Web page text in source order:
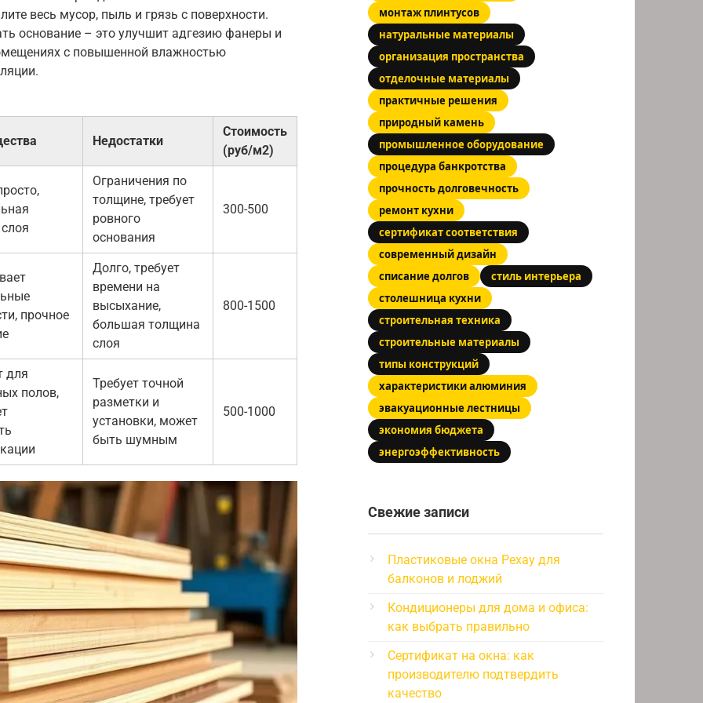
весь мусор, пыль и грязь с поверхности.
основание – это улучшит адгезию фанеры и
с повышенной влажностью
Недостатки
Стоимость
(руб/м2)
Ограничения по
толщине, требует
ровного
основания
300-500
прочное
Долго, требует
времени на
высыхание,
большая толщина
слоя
800-1500
для
полов,
Требует точной
разметки и
установки, может
быть шумным
500-1000
монтаж плинтусов
натуральные материалы
организация пространства
отделочные материалы
практичные решения
природный камень
промышленное оборудование
процедура банкротства
прочность долговечность
ремонт кухни
сертификат соответствия
современный дизайн
списание долгов
стиль интерьера
столешница кухни
строительная техника
строительные материалы
типы конструкций
характеристики алюминия
эвакуационные лестницы
экономия бюджета
энергоэффективность
Свежие записи
Пластиковые окна Рехау для
балконов и лоджий
Кондиционеры для дома и офиса:
как выбрать правильно
Сертификат на окна: как
производителю подтвердить
качество